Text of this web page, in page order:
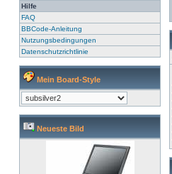
Hilfe
FAQ
BBCode-Anleitung
Nutzungsbedingungen
Datenschutzrichtlinie
Mein Board-Style
Neueste Bild